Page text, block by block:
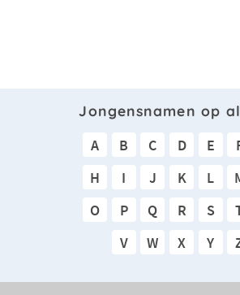
Jongensnamen op
A B C D E
H
I J K L
O
P Q R S
V
W X Y